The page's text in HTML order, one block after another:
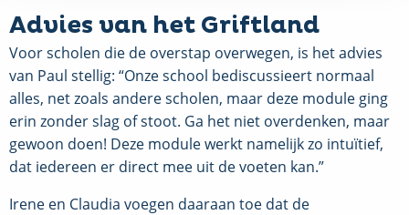
Advies van het Griftland
Voor scholen die de overstap overwegen, is het advies
van Paul stellig: “Onze school bediscussieert normaal
alles, net zoals andere scholen, maar deze module ging
erin zonder slag of stoot. Ga het niet overdenken, maar
gewoon doen! Deze module werkt namelijk zo intuïtief,
dat iedereen er direct mee uit de voeten kan.”
Irene en Claudia voegen daaraan toe dat de